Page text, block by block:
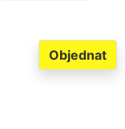
Objednat